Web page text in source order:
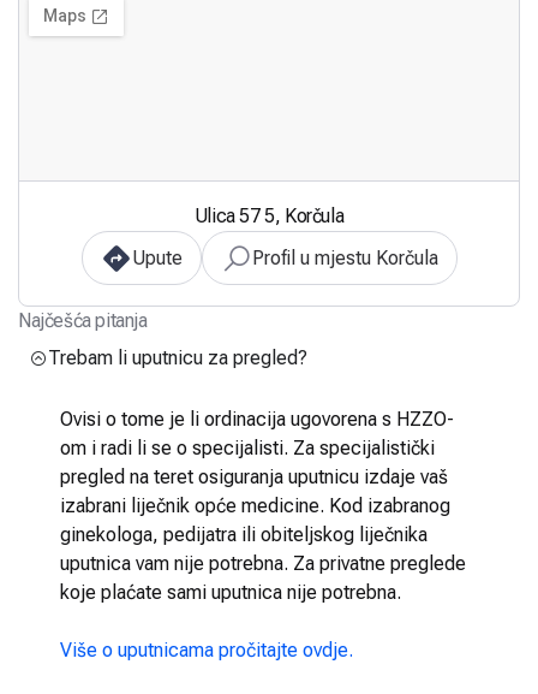
Ulica 57 5, Korčula
Upute
Profil u mjestu Korčula
Najčešća pitanja
Trebam li uputnicu za pregled?
Ovisi o tome je li ordinacija ugovorena s HZZO-
om i radi li se o specijalisti. Za specijalistički
pregled na teret osiguranja uputnicu izdaje vaš
izabrani liječnik opće medicine. Kod izabranog
ginekologa, pedijatra ili obiteljskog liječnika
uputnica vam nije potrebna. Za privatne preglede
koje plaćate sami uputnica nije potrebna.
Više o uputnicama pročitajte ovdje.